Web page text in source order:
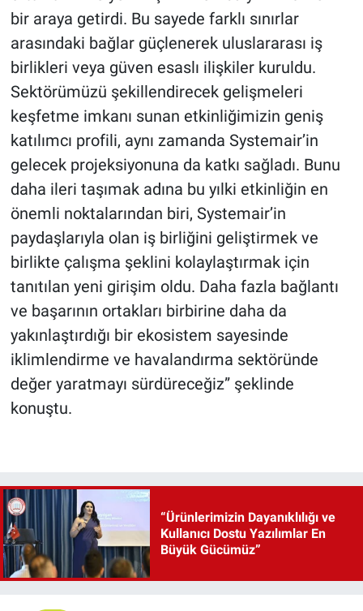
bir araya getirdi. Bu sayede farklı sınırlar
arasındaki bağlar güçlenerek uluslararası iş
birlikleri veya güven esaslı ilişkiler kuruldu.
Sektörümüzü şekillendirecek gelişmeleri
keşfetme imkanı sunan etkinliğimizin geniş
katılımcı profili, aynı zamanda Systemair’in
gelecek projeksiyonuna da katkı sağladı. Bunu
daha ileri taşımak adına bu yılki etkinliğin en
önemli noktalarından biri, Systemair’in
paydaşlarıyla olan iş birliğini geliştirmek ve
birlikte çalışma şeklini kolaylaştırmak için
tanıtılan yeni girişim oldu. Daha fazla bağlantı
ve başarının ortakları birbirine daha da
yakınlaştırdığı bir ekosistem sayesinde
iklimlendirme ve havalandırma sektöründe
değer yaratmayı sürdüreceğiz” şeklinde
konuştu.
“Ürünlerimizin Dayanıklılığı ve
Kullanıcı Dostu Yazılımlar En
Büyük Gücümüz”